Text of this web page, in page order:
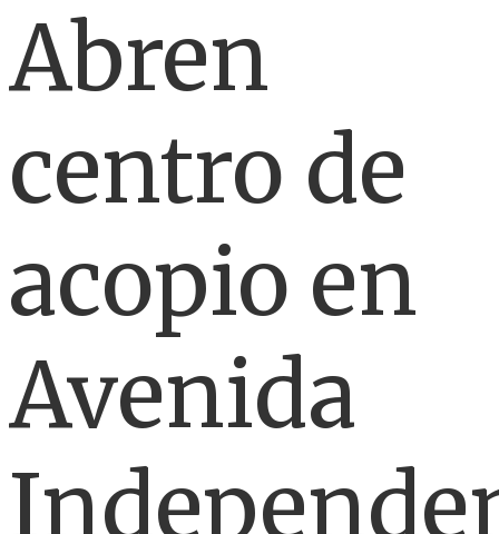
Abren
centro de
acopio en
Avenida